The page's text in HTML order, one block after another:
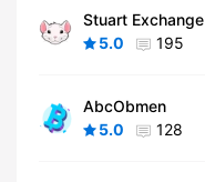
Stuart Exchange
5.0
195
AbcObmen
5.0
128